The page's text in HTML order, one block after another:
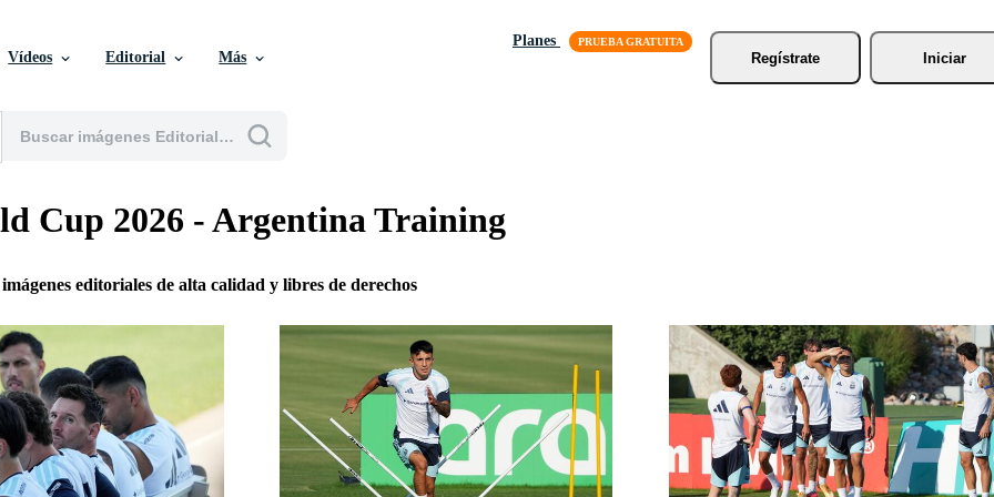
Vídeos Editorial Más
Planes
Regístrate
Iniciar
Cup 2026 - Argentina Training
editoriales de alta calidad y libres de derechos